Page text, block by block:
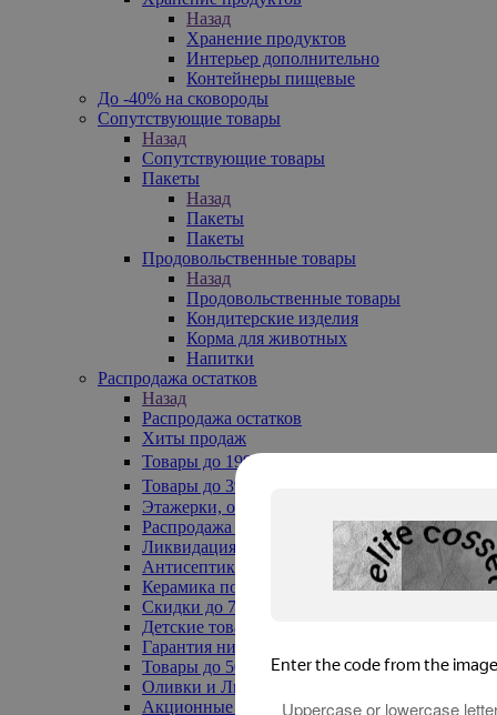
Назад
Хранение продуктов
Интерьер дополнительно
Контейнеры пищевые
До -40% на сковороды
Сопутствующие товары
Назад
Сопутствующие товары
Пакеты
Назад
Пакеты
Пакеты
Продовольственные товары
Назад
Продовольственные товары
Кондитерские изделия
Корма для животных
Напитки
Распродажа остатков
Назад
Распродажа остатков
Хиты продаж
Товары до 199₽
Товары до 399₽
Этажерки, обувницы
Распродажа текстиля до -50%
Ликвидация до -70%
Антисептики
Керамика по 129 руб
Скидки до 70%
Детские товары
Гарантия низкой цены
Товары до 500 руб
Оливки и Лимоны
Акционные товары